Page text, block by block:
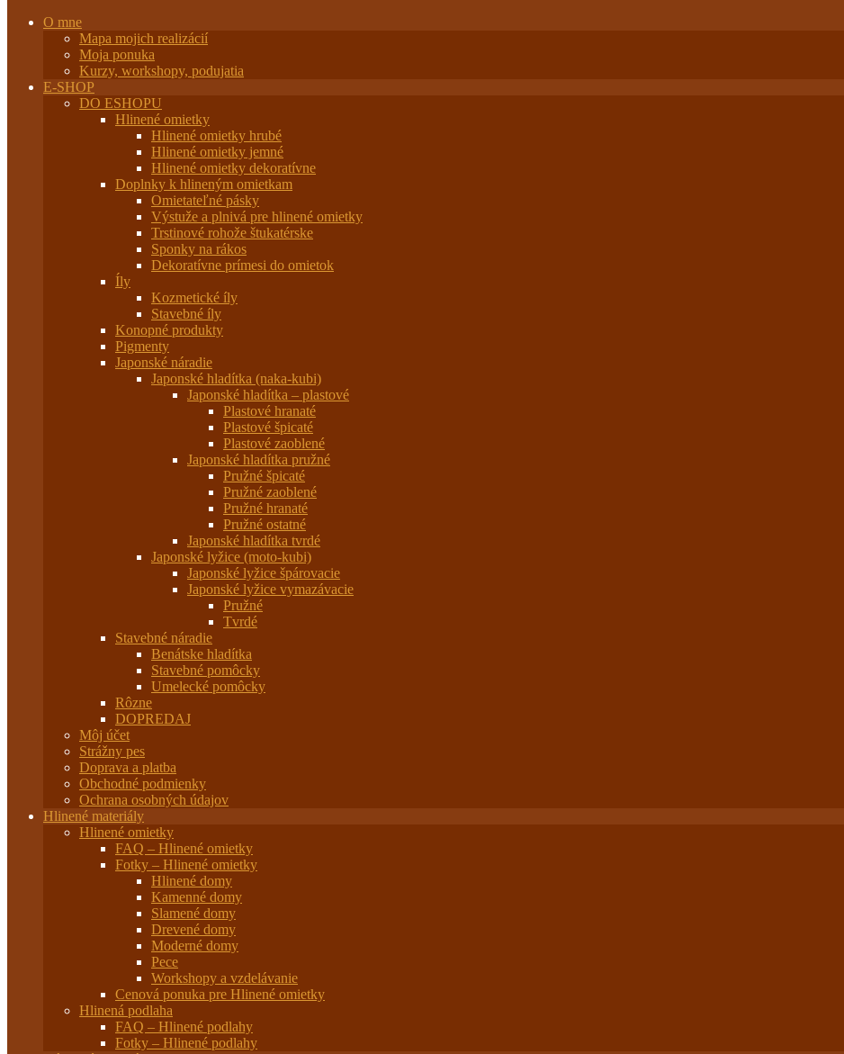
O mne
Mapa mojich realizácií
Moja ponuka
Kurzy, workshopy, podujatia
E-SHOP
DO ESHOPU
Hlinené omietky
Hlinené omietky hrubé
Hlinené omietky jemné
Hlinené omietky dekoratívne
Doplnky k hlineným omietkam
Omietateľné pásky
Výstuže a plnivá pre hlinené omietky
Trstinové rohože štukatérske
Sponky na rákos
Dekoratívne prímesi do omietok
Íly
Kozmetické íly
Stavebné íly
Konopné produkty
Pigmenty
Japonské náradie
Japonské hladítka (naka-kubi)
Japonské hladítka – plastové
Plastové hranaté
Plastové špicaté
Plastové zaoblené
Japonské hladítka pružné
Pružné špicaté
Pružné zaoblené
Pružné hranaté
Pružné ostatné
Japonské hladítka tvrdé
Japonské lyžice (moto-kubi)
Japonské lyžice špárovacie
Japonské lyžice vymazávacie
Pružné
Tvrdé
Stavebné náradie
Benátske hladítka
Stavebné pomôcky
Umelecké pomôcky
Rôzne
DOPREDAJ
Môj účet
Strážny pes
Doprava a platba
Obchodné podmienky
Ochrana osobných údajov
Hlinené materiály
Hlinené omietky
FAQ – Hlinené omietky
Fotky – Hlinené omietky
Hlinené domy
Kamenné domy
Slamené domy
Drevené domy
Moderné domy
Pece
Workshopy a vzdelávanie
Cenová ponuka pre Hlinené omietky
Hlinená podlaha
FAQ – Hlinené podlahy
Fotky – Hlinené podlahy